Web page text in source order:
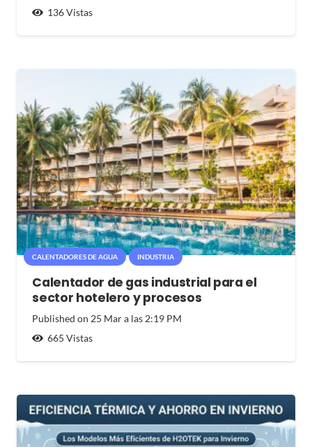
136Vistas
CALENTADORES DE AGUA INDUSTRIA
Calentador de gas industrial para el
sector hotelero y procesos
Published on 25 Mar a las 2:19 PM
665 Vistas